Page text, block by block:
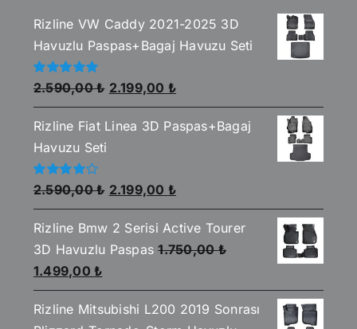
Rizline VW Caddy 2021-2025 3D
Havuzlu Paspas+Bagaj Havuzu Seti
5
üzerinden
5.00oy aldı
2.590,00₺ Orijinal
fiyat:
2.590,00 ₺.
2.199,00 ₺Şu
andaki
fiyat:
Rizline Fiat Linea 3D Paspas+Bagaj
Havuzu Seti
5
üzerinden
4.00oy
aldı
2.590,00₺ Orijinal
fiyat:
2.590,00 ₺.
2.199,00 ₺Şu
andaki
fiyat:
2.199,00 ₺.
Rizline Bmw 2 Serisi Active Tourer
3D Havuzlu Paspas 1.750,00₺
Orijinal
fiyat:
1.750,00 ₺.
1.499,00 ₺Şu
andaki
fiyat:
Rizline Mitsubishi L200 2019 Sonrası